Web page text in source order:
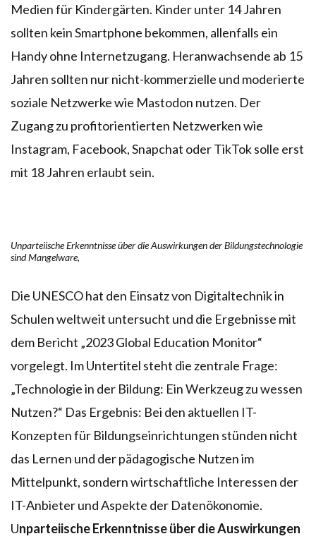
Medien für Kindergärten. Kinder unter 14 Jahren
sollten kein Smartphone bekommen, allenfalls ein
Handy ohne Internetzugang. Heranwachsende ab 15
Jahren sollten nur nicht-kommerzielle und moderierte
soziale Netzwerke wie Mastodon nutzen. Der
Zugang zu profitorientierten Netzwerken wie
Instagram, Facebook, Snapchat oder TikTok solle erst
mit 18 Jahren erlaubt sein.
Unparteiische Erkenntnisse über die Auswirkungen der Bildungstechnologie
sind Mangelware,
Die UNESCO hat den Einsatz von Digitaltechnik in
Schulen weltweit untersucht und die Ergebnisse mit
dem Bericht „2023 Global Education Monitor“
vorgelegt. Im Untertitel steht die zentrale Frage:
„Technologie in der Bildung: Ein Werkzeug zu wessen
Nutzen?“ Das Ergebnis: Bei den aktuellen IT-
Konzepten für Bildungseinrichtungen stünden nicht
das Lernen und der pädagogische Nutzen im
Mittelpunkt, sondern wirtschaftliche Interessen der
IT-Anbieter und Aspekte der Datenökonomie.
Unparteiische Erkenntnisse über die Auswirkungen